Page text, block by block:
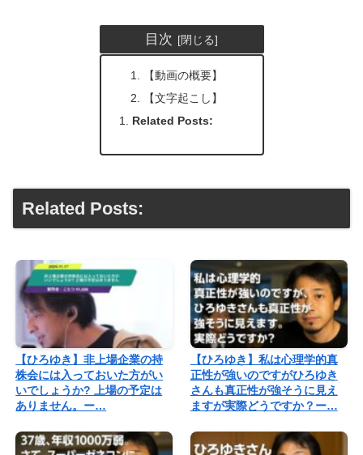
目次
【動画の概要】
【文字起こし】
Related Posts:
Related Posts:
【ひろゆき】非上場企業の持
株会には入っておいた方がい
いでしょうか? 上場の予定は
ありません。ー…
【ひろゆき】私は心理学的真
正性が強いのですがひろゆき
さんも真正性が強そうに見え
ますが実際どうですか？ー…